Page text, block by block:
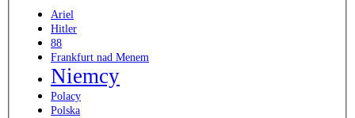
Ariel
Hitler
88
Frankfurt nad Menem
Niemcy
Polacy
Polska